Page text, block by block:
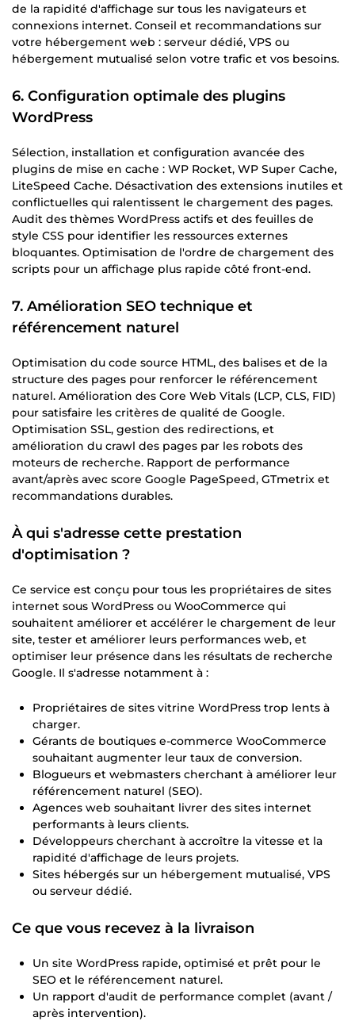
de la rapidité d'affichage sur tous les navigateurs et
connexions internet. Conseil et recommandations sur
votre hébergement web : serveur dédié, VPS ou
hébergement mutualisé selon votre trafic et vos besoins.
6. Configuration optimale des plugins
WordPress
Sélection, installation et configuration avancée des
plugins de mise en cache : WP Rocket, WP Super Cache,
LiteSpeed Cache. Désactivation des extensions inutiles et
conflictuelles qui ralentissent le chargement des pages.
Audit des thèmes WordPress actifs et des feuilles de
style CSS pour identifier les ressources externes
bloquantes. Optimisation de l'ordre de chargement des
scripts pour un affichage plus rapide côté front-end.
7. Amélioration SEO technique et
référencement naturel
Optimisation du code source HTML, des balises et de la
structure des pages pour renforcer le référencement
naturel. Amélioration des Core Web Vitals (LCP, CLS, FID)
pour satisfaire les critères de qualité de Google.
Optimisation SSL, gestion des redirections, et
amélioration du crawl des pages par les robots des
moteurs de recherche. Rapport de performance
avant/après avec score Google PageSpeed, GTmetrix et
recommandations durables.
À qui s'adresse cette prestation
d'optimisation ?
Ce service est conçu pour tous les propriétaires de sites
internet sous WordPress ou WooCommerce qui
souhaitent améliorer et accélérer le chargement de leur
site, tester et améliorer leurs performances web, et
optimiser leur présence dans les résultats de recherche
Google. Il s'adresse notamment à :
Propriétaires de sites vitrine WordPress trop lents à
charger.
Gérants de boutiques e-commerce WooCommerce
souhaitant augmenter leur taux de conversion.
Blogueurs et webmasters cherchant à améliorer leur
référencement naturel (SEO).
Agences web souhaitant livrer des sites internet
performants à leurs clients.
Développeurs cherchant à accroître la vitesse et la
rapidité d'affichage de leurs projets.
Sites hébergés sur un hébergement mutualisé, VPS
ou serveur dédié.
Ce que vous recevez à la livraison
Un site WordPress rapide, optimisé et prêt pour le
SEO et le référencement naturel.
Un rapport d'audit de performance complet (avant /
après intervention).